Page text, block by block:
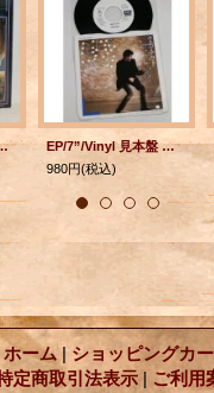
A&M レザー・エッチング盤 帯、見開きライナー
EP/7”/Vinyl 見本盤 ライツ・アウト プアー・ガールズ・ハート ピーター・ウルフ (1984) EMI
980円(税込)
ホーム | ショッピングカ
定商取引法表示 | ご利用